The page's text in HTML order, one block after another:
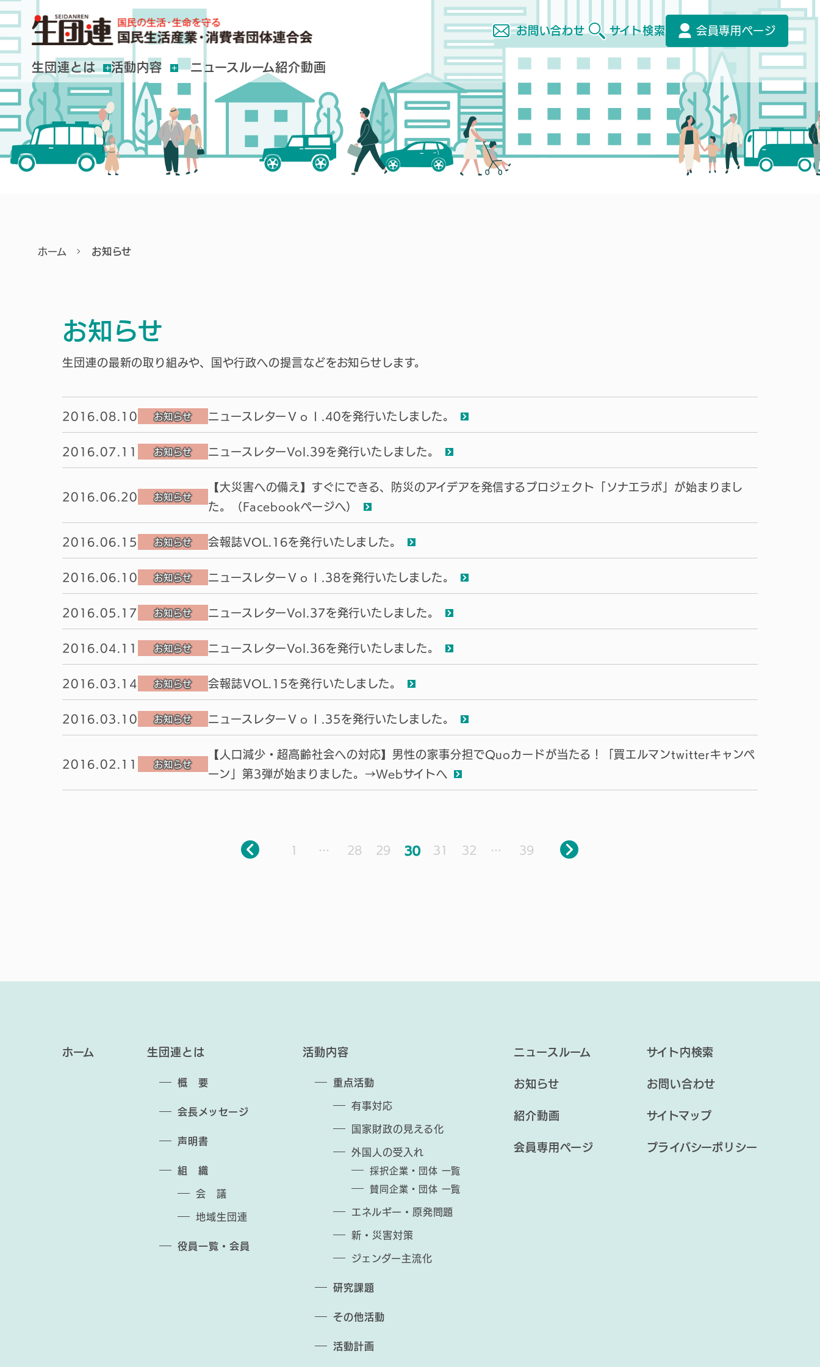
お問い合わせ サイト検索 会員専用ページ
生団連とは 活動内容 ニュースルーム紹介動画
ホーム お知らせ
お知らせ
生団連の最新の取り組みや、国や行政への提言などをお知らせします。
2016.08.10 お知らせ ニュースレターＶｏｌ.40を発行いたしました。
2016.07.11 お知らせ ニュースレターVol.39を発行いたしました。
2016.06.20 お知らせ
【大災害への備え】すぐにできる、防災のアイデアを発信するプロジェクト「ソナエラボ」が始まりまし
た。（Facebookページへ）
2016.06.15 お知らせ 会報誌VOL.16を発行いたしました。
2016.06.10 お知らせ ニュースレターＶｏｌ.38を発行いたしました。
2016.05.17 お知らせ ニュースレターVol.37を発行いたしました。
2016.04.11 お知らせ ニュースレターVol.36を発行いたしました。
2016.03.14 お知らせ 会報誌VOL.15を発行いたしました。
2016.03.10 お知らせ ニュースレターＶｏｌ.35を発行いたしました。
2016.02.11 お知らせ
【人口減少・超高齢社会への対応】男性の家事分担でQuoカードが当たる！「買エルマンtwitterキャンペ
ーン」第3弾が始まりました。→Webサイトへ
投
ョ
1 … 28 29 30 31 32 … 39
ホーム 生団連とは
概 要
会長メッセージ
声明書
組 織
会 議
地域生団連
役員一覧・会員
活動内容
重点活動
有事対応
国家財政の見える化
外国人の受入れ
採択企業・団体 一覧
賛同企業・団体 一覧
エネルギー・原発問題
新・災害対策
ジェンダー主流化
研究課題
その他活動
活動計画
ニュースルーム
お知らせ
紹介動画
会員専用ページ
サイト内検索
お問い合わせ
サイトマップ
プライバシーポリシー